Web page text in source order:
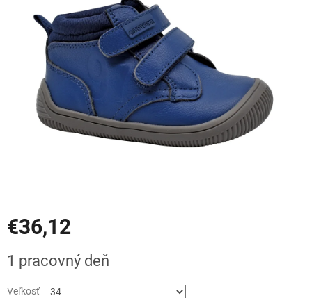
€36,12
cena:
1 pracovný deň
Veľkosť